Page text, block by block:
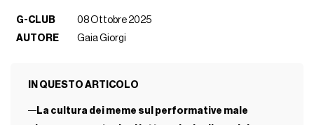
G-CLUB
08 Ottobre 2025
AUTORE
Gaia Giorgi
IN QUESTO ARTICOLO
La cultura dei meme sul performative male